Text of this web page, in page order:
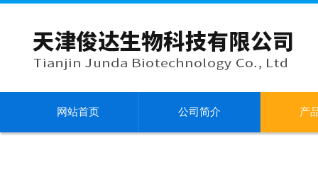
网站首页 公司简介 产